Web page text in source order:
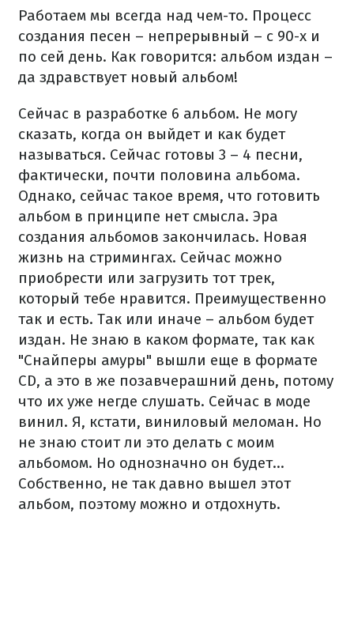
Работаем мы всегда над чем-то. Процесс
создания песен – непрерывный – с 90-х и
по сей день. Как говорится: альбом издан –
да здравствует новый альбом!
Сейчас в разработке 6 альбом. Не могу
сказать, когда он выйдет и как будет
называться. Сейчас готовы 3 – 4 песни,
фактически, почти половина альбома.
Однако, сейчас такое время, что готовить
альбом в принципе нет смысла. Эра
создания альбомов закончилась. Новая
жизнь на стримингах. Сейчас можно
приобрести или загрузить тот трек,
который тебе нравится. Преимущественно
так и есть. Так или иначе – альбом будет
издан. Не знаю в каком формате, так как
"Снайперы амуры" вышли еще в формате
CD, а это в же позавчерашний день, потому
что их уже негде слушать. Сейчас в моде
винил. Я, кстати, виниловый меломан. Но
не знаю стоит ли это делать с моим
альбомом. Но однозначно он будет...
Собственно, не так давно вышел этот
альбом, поэтому можно и отдохнуть.